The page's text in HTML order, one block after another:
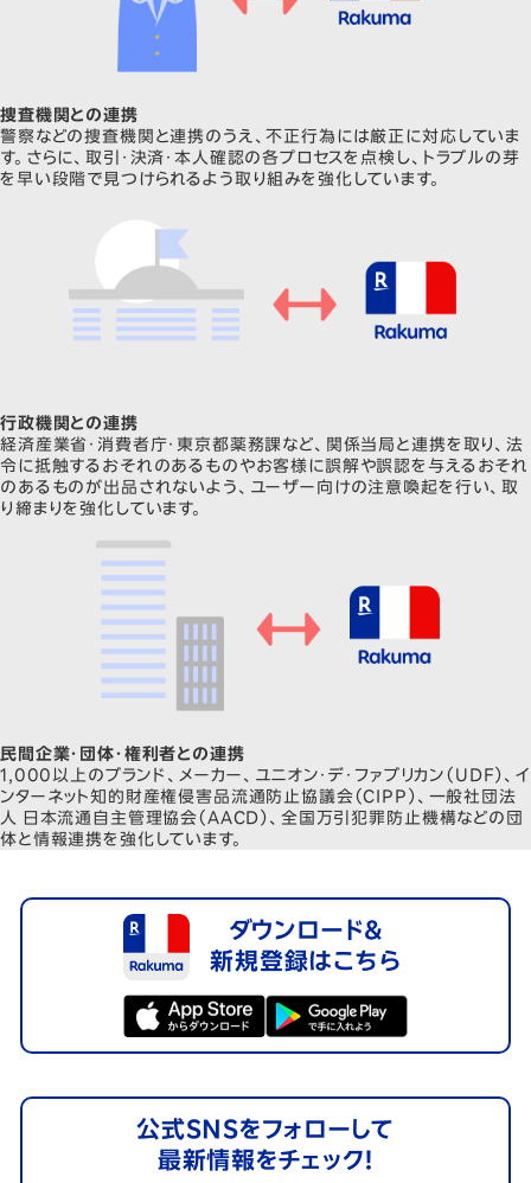
捜査機関との連携
警察などの捜査機関と連携のうえ、不正行為には厳正に対応していま
す。さらに、取引・決済・本人確認の各プロセスを点検し、トラブルの芽
を早い段階で見つけられるよう取り組みを強化しています。
行政機関との連携
経済産業省・消費者庁・東京都薬務課など、関係当局と連携を取り、法
令に抵触するおそれのあるものやお客様に誤解や誤認を与えるおそれ
のあるものが出品されないよう、ユーザー向けの注意喚起を行い、取
り締まりを強化しています。
民間企業・団体・権利者との連携
1,000以上のブランド、メーカー、ユニオン・デ・ファブリカン（ UDF ）、イ
ンターネット知的財産権侵害品流通防止協議会（CIPP ）、一般社団法
人 日本流通自主管理協会（ AACD ）、全国万引犯罪防止機構などの団
体と情報連携を強化しています。
ダウンロード＆
新規登録はこちら
公式SNSをフォローして
最新情報をチェック！